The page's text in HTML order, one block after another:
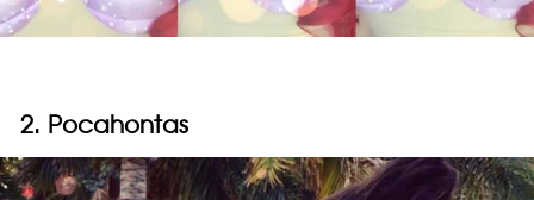
2. Pocahontas